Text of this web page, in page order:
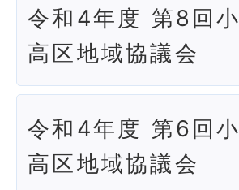
令和4年度 第8回小
高区地域協議会
令和4年度 第6回小
高区地域協議会